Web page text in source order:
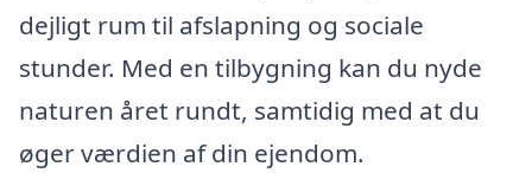
dejligt rum til afslapning og sociale
stunder. Med en tilbygning kan du nyde
naturen året rundt, samtidig med at du
øger værdien af din ejendom.